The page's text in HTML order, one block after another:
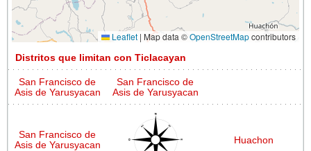
Leaflet | Map data ©OpenStreetMapcontributors
Distritos que limitan con Ticlacayan
San Francisco de
Asis de Yarusyacan
San Francisco de
Asis de Yarusyacan
San Francisco de
Asis de Yarusyacan
Huachon